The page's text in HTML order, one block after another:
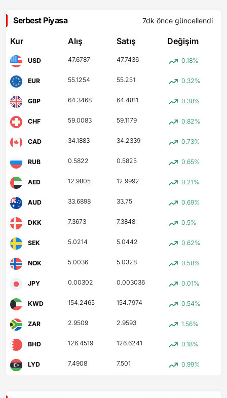
Serbest Piyasa 7dk önce güncellendi
Kur Alış Satış Değişim
USD 47.6787 47.7436 0.18%
EUR 55.1254 55.251 0.32%
GBP 64.3468 64.4811 0.38%
CHF 59.0083 59.1179 0.82%
CAD 34.1883 34.2339 0.73%
RUB 0.5822 0.5825 0.65%
AED 12.9805 12.9992 0.21%
AUD 33.6898 33.75 0.69%
DKK 7.3673 7.3848 0.5%
SEK 5.0214 5.0442 0.62%
NOK 5.0036 5.0328 0.58%
JPY 0.00302 0.003036 0.01%
KWD 154.2465 154.7974 0.54%
ZAR 2.9509 2.9593 1.56%
BHD 126.4519 126.6241 0.18%
LYD 7.4908 7.501 0.99%